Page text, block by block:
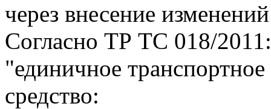
через внесение
Согласно ТР ТС 018/2011:
"единичное
средство: